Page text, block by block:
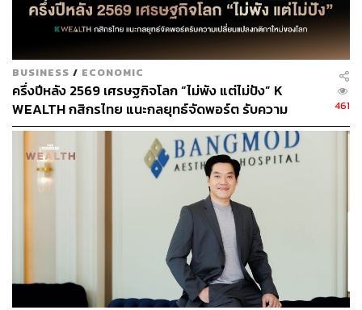
“เราเติบโตและทำธุรกิจภายใต้กลยุทธ์การร่วมกันรังสรรค์
(Co-Creation) และการสร้างประโยชน์ร่วมกันทุกฝ่าย
(Creating Shared Value) ทำให้สามารถเติบโตร่วมกันอย่าง
ยั่งยืนกับทุกภาคส่วน เกิดผลตอบรับเชิงบวกสู่สังคม ชุมชน สิ่ง
แวดล้อม และเป็นส่วนสำคัญที่นำไอคอนสยามก้าวสู่ความยิ่ง
ใหญ่บนเวทีโลกได้
“ความสำเร็จตลอด 5 ปีของไอคอนสยาม เกิดจากพลังความ
ร่วมมือของพันธมิตรทุกภาคส่วน ทั้งภาครัฐ ภาคเอกชน ภาค
ประชาสังคม และชุมชนโดยรอบที่มีส่วนเกี่ยวข้องกับ
โครงการทั้งหมด ในวาระพิเศษนี้จึงขอเชิญชวนพันธมิตรทุก
ภาคส่วนและประชาชนมาร่วมเฉลิมฉลองด้วยกันภายใต้
แนวคิด The 5th Anniversary of The ICON Unrivaled เพื่อ
ความสุขและความรุ่งเรืองของทุกภาคส่วน อีกทั้งเป็นการ
ร่วมกันตอกย้ำให้ทุกคนรู้ว่าประเทศไทยไม่แพ้ชาติใดในโลก”
สุพจน์กล่าวส่งท้าย
BUSINESS / ECONOMIC
ครึ่งปีหลัง 2569 เศรษฐกิจโลก “ไม่พัง แต่ไม่ปัง” K
WEALTH กสิกรไทย แนะกลยุทธ์จัดพอร์ต รับความ
เปลี่ยนแปลงกติกาใหม่ของโลก
461